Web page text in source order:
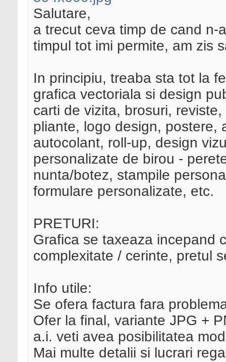
Salutare,
a trecut ceva timp de cand n-
timpul tot imi permite, am zis
In principiu, treaba sta tot la
grafica vectoriala si design
carti de vizita, brosuri,
pliante, logo design, postere,
autocolant, roll-up, design
personalizate de birou -
nunta/botez, stampile
formulare personalizate, etc.
PRETURI:
Grafica se taxeaza incepand
complexitate / cerinte, pretul
Info utile:
Se ofera factura fara
Ofer la final, variante JPG +
a.i. veti avea posibilitatea
Mai multe detalii si lucrari